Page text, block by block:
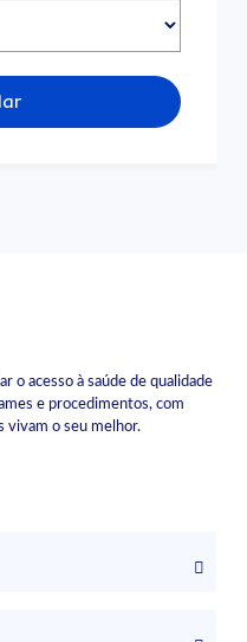
o acesso à saúde de qualidade
e procedimentos, com
vivam o seu melhor.